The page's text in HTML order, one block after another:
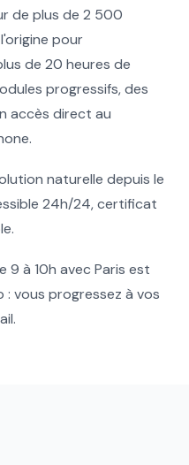
de plus de 2 500
pour
de 20 heures de
progressifs, des
accès direct au
naturelle depuis le
24h/24, certificat
9 à 10h avec Paris est
vous progressez à vos